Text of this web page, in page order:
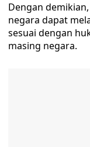
Dengan
negara dapat
sesuai dengan
masing negara.